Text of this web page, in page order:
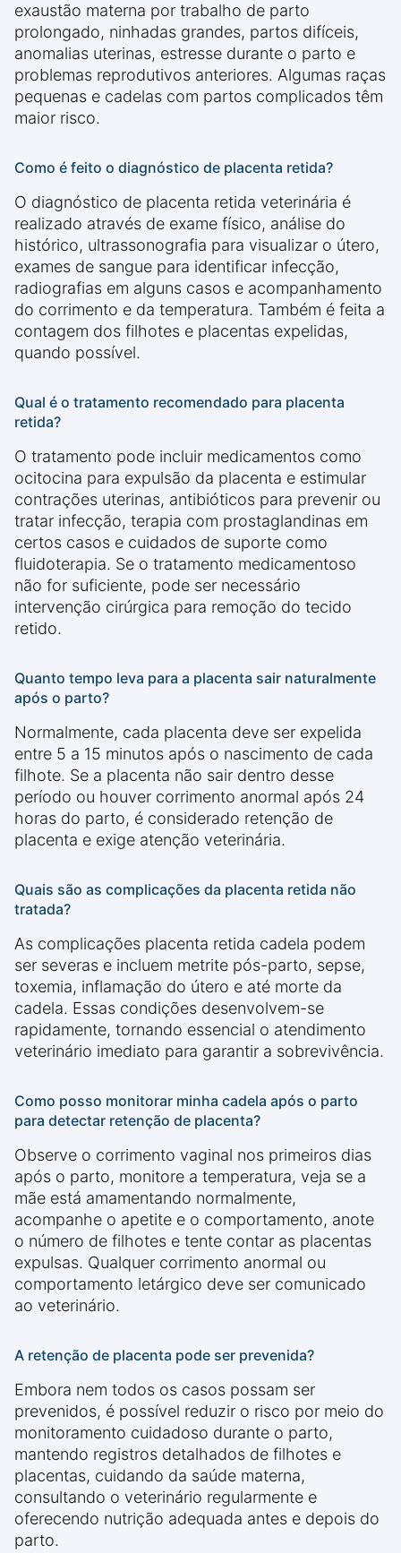
exaustão materna por trabalho de parto
prolongado, ninhadas grandes, partos difíceis,
anomalias uterinas, estresse durante o parto e
problemas reprodutivos anteriores. Algumas raças
pequenas e cadelas com partos complicados têm
maior risco.
Como é feito o diagnóstico de placenta retida?
O diagnóstico de placenta retida veterinária é
realizado através de exame físico, análise do
histórico, ultrassonografia para visualizar o útero,
exames de sangue para identificar infecção,
radiografias em alguns casos e acompanhamento
do corrimento e da temperatura. Também é feita a
contagem dos filhotes e placentas expelidas,
quando possível.
Qual é o tratamento recomendado para placenta
retida?
O tratamento pode incluir medicamentos como
ocitocina para expulsão da placenta e estimular
contrações uterinas, antibióticos para prevenir ou
tratar infecção, terapia com prostaglandinas em
certos casos e cuidados de suporte como
fluidoterapia. Se o tratamento medicamentoso
não for suficiente, pode ser necessário
intervenção cirúrgica para remoção do tecido
retido.
Quanto tempo leva para a placenta sair naturalmente
após o parto?
Normalmente, cada placenta deve ser expelida
entre 5 a 15 minutos após o nascimento de cada
filhote. Se a placenta não sair dentro desse
período ou houver corrimento anormal após 24
horas do parto, é considerado retenção de
placenta e exige atenção veterinária.
Quais são as complicações da placenta retida não
tratada?
As complicações placenta retida cadela podem
ser severas e incluem metrite pós-parto, sepse,
toxemia, inflamação do útero e até morte da
cadela. Essas condições desenvolvem-se
rapidamente, tornando essencial o atendimento
veterinário imediato para garantir a sobrevivência.
Como posso monitorar minha cadela após o parto
para detectar retenção de placenta?
Observe o corrimento vaginal nos primeiros dias
após o parto, monitore a temperatura, veja se a
mãe está amamentando normalmente,
acompanhe o apetite e o comportamento, anote
o número de filhotes e tente contar as placentas
expulsas. Qualquer corrimento anormal ou
comportamento letárgico deve ser comunicado
ao veterinário.
A retenção de placenta pode ser prevenida?
Embora nem todos os casos possam ser
prevenidos, é possível reduzir o risco por meio do
monitoramento cuidadoso durante o parto,
mantendo registros detalhados de filhotes e
placentas, cuidando da saúde materna,
consultando o veterinário regularmente e
oferecendo nutrição adequada antes e depois do
parto.